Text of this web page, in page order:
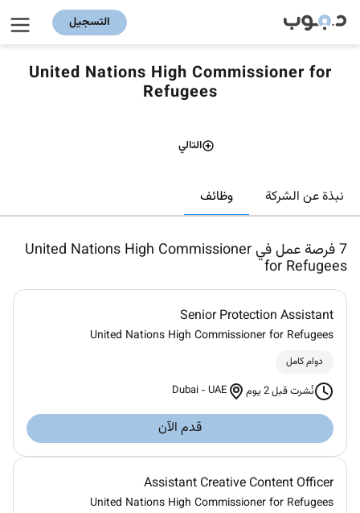
التسجيل
United Nations High Commissioner for
Refugees
التالي
نبذة عن الشركة وظائف
7 فرصة عمل في United Nations High Commissioner
for Refugees
Senior Protection Assistant
United Nations High Commissioner for Refugees
دوام كامل
نُشرت قبل 2 يوم Dubai -UAE
قدم الآن
Assistant Creative Content Officer
United Nations High Commissioner for Refugees